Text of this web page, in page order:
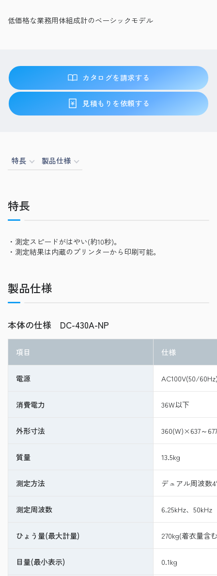
低価格な業務用体組成計のベーシックモデル
カタログを請求する
見積もりを依頼する
特長 製品仕様
特長
・測定スピードがはやい(約10秒)。
・測定結果は内蔵のプリンターから印刷可能。
製品仕様
本体の仕様 DC-430A-NP
項目 仕様
電源 AC100V(50/
消費電力 36W以下
外形寸法 360(W)×637～
質量 13.5kg
測定方法 デュアル周波数
測定周波数 6.25kHz、50kHz
ひょう量(最大計量) 270kg(着衣量含
目量(最小表示) 0.1kg